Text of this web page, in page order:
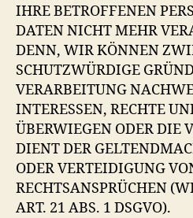
IHRE BETROFFENEN
DATEN NICHT MEHR
DENN, WIR KÖNNEN
SCHUTZWÜRDIGE
VERARBEITUNG
INTERESSEN, RECHTE
ÜBERWIEGEN ODER DIE
DIENT DER
ODER VERTEIDIGUNG
RECHTSANSPRÜCHEN
ART. 21 ABS. 1 DSGVO).